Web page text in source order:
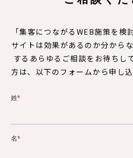
「集客につながるWEB施策を検
サイトは効果があるのか分からな
するあらゆるご相談をお待ちし
方は、以下のフォームから申し込